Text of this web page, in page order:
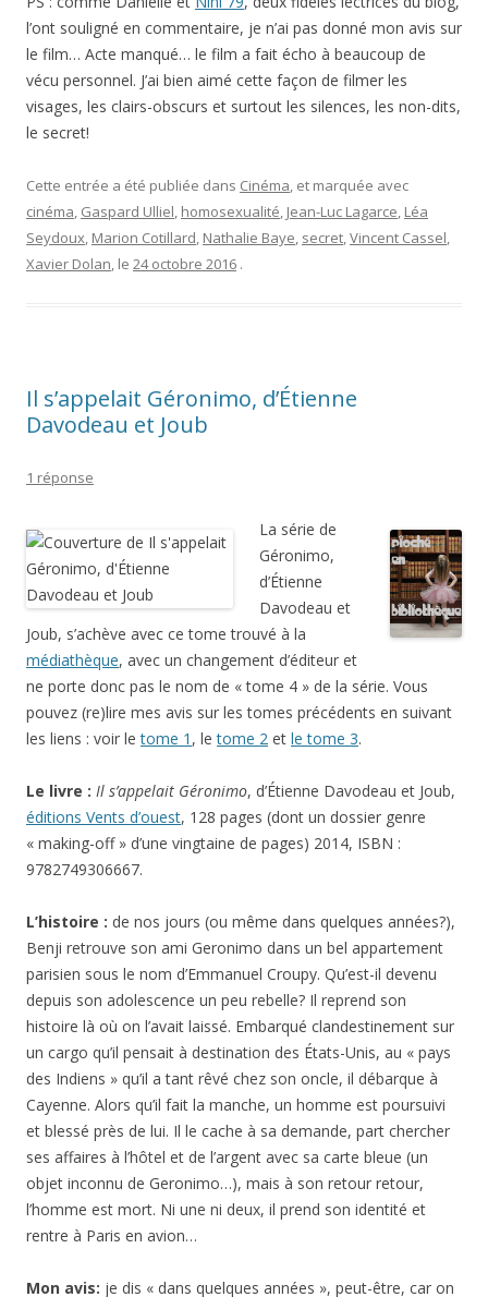
l’ont souligné en commentaire, je n’ai pas donné mon avis sur
le film… Acte manqué… le film a fait écho à beaucoup de
vécu personnel. J’ai bien aimé cette façon de filmer les
visages, les clairs-obscurs et surtout les silences, les non-dits,
le secret!
Cette entrée a été publiée dans Cinéma, et marquée avec
cinéma, Gaspard Ulliel, homosexualité, Jean-Luc Lagarce, Léa
Seydoux, Marion Cotillard, Nathalie Baye, secret,Vincent Cassel,
Xavier Dolan, le 24 octobre 2016 .
Il s’appelait Géronimo, d’Étienne
Davodeau et Joub
1 réponse
La série de
Géronimo,
d’Étienne
Davodeau et
Joub, s’achève avec ce tome trouvé à la
médiathèque, avec un changement d’éditeur et
ne porte donc pas le nom de « tome 4 » de la série. Vous
pouvez (re)lire mes avis sur les tomes précédents en suivant
les liens : voir letome 1 , letome 2 et le tome 3.
Le livre : Il s’appelait Géronimo, d’Étienne Davodeau et Joub,
éditions Vents d’ouest, 128 pages (dont un dossier genre
« making-off » d’une vingtaine de pages) 2014, ISBN :
9782749306667.
L’histoire : de nos jours (ou même dans quelques années?),
Benji retrouve son ami Geronimo dans un bel appartement
parisien sous le nom d’Emmanuel Croupy. Qu’est-il devenu
depuis son adolescence un peu rebelle? Il reprend son
histoire là où on l’avait laissé. Embarqué clandestinement sur
un cargo qu’il pensait à destination des États-Unis, au « pays
des Indiens » qu’il a tant rêvé chez son oncle, il débarque à
Cayenne. Alors qu’il fait la manche, un homme est poursuivi
et blessé près de lui. Il le cache à sa demande, part chercher
ses affaires à l’hôtel et de l’argent avec sa carte bleue (un
objet inconnu de Geronimo…), mais à son retour retour,
l’homme est mort. Ni une ni deux, il prend son identité et
rentre à Paris en avion…
Mon avis: je dis « dans quelques années », peut-être, car on